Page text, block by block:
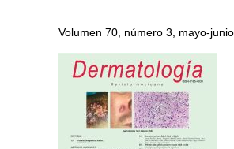
Volumen 70, número 3, mayo-